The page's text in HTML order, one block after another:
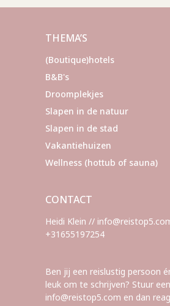
THEMA’S
(Boutique)hotels
B&B's
Droomplekjes
Slapen in de natuur
Slapen in de stad
Vakantiehuizen
Wellness (hottub of sauna)
CONTACT
Heidi Klein //
+31655197254
Ben jij een reislustig persoon
leuk om te schrijven? Stuur
info@reistop5.com en dan